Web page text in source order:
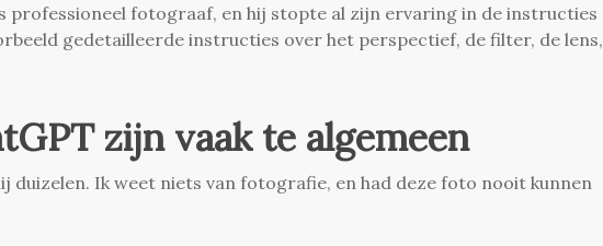
professioneel fotograaf, en hij stopte al zijn ervaring in de instructies
gedetailleerde instructies over het perspectief, de filter, de lens,
zijn vaak te algemeen
duizelen. Ik weet niets van fotografie, en had deze foto nooit kunnen